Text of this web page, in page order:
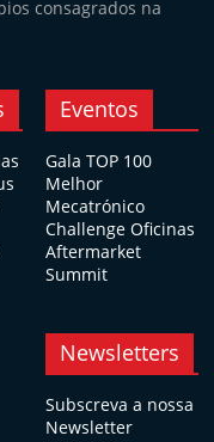
consagrados na
Eventos
Gala TOP 100
Melhor
Mecatrónico
Challenge Oficinas
Aftermarket
Summit
Newsletters
Subscreva a nossa
Newsletter